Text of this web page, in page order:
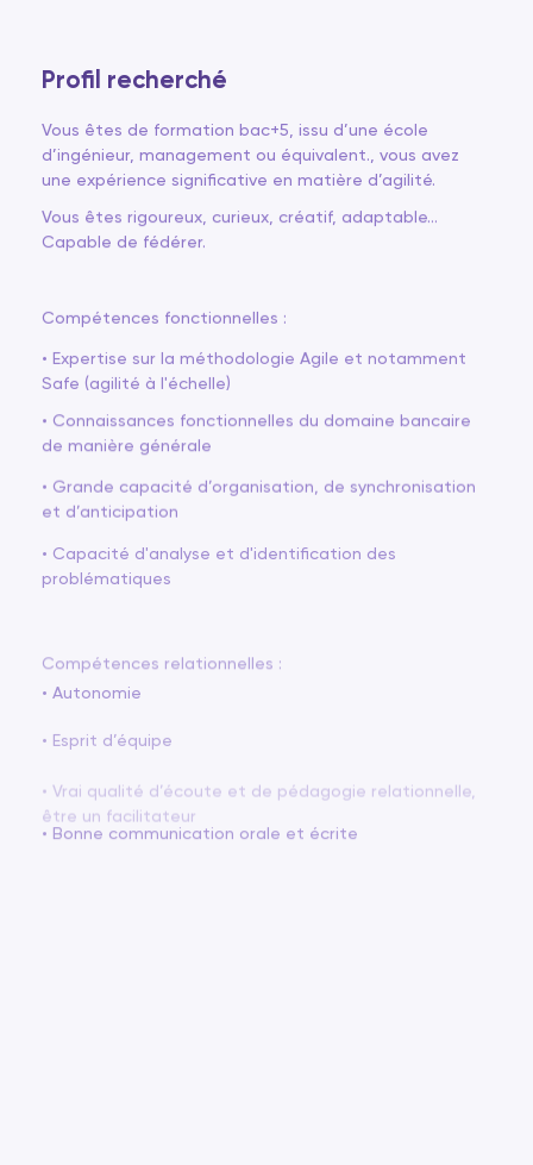
Profil recherché
Vous êtes de formation bac+5, issu d’une école
d’ingénieur, management ou équivalent., vous avez
une expérience significative en matière d’agilité.
Vous êtes rigoureux, curieux, créatif, adaptable…
Capable de fédérer.
Compétences fonctionnelles :
• Expertise sur la méthodologie Agile et notamment
Safe (agilité à l'échelle)
• Connaissances fonctionnelles du domaine bancaire
de manière générale
• Grande capacité d’organisation, de synchronisation
et d’anticipation
• Capacité d'analyse et d'identification des
problématiques
Compétences relationnelles :
• Autonomie
• Esprit d’équipe
• Vrai qualité d’écoute et de pédagogie relationnelle,
être un facilitateur
• Bonne communication orale et écrite